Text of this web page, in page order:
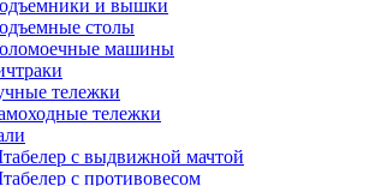
и вышки
столы
машины
тележки
тележки
с выдвижной мачтой
с противовесом